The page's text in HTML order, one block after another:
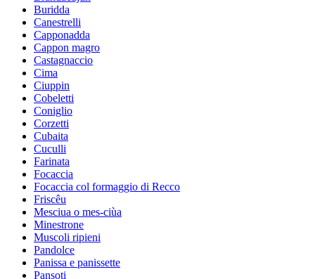
Buridda
Canestrelli
Capponadda
Cappon magro
Castagnaccio
Cima
Ciuppin
Cobeletti
Coniglio
Corzetti
Cubaita
Cuculli
Farinata
Focaccia
Focaccia col formaggio di Recco
Friscêu
Mesciua o mes-ciùa
Minestrone
Muscoli ripieni
Pandolce
Panissa e panissette
Pansoti